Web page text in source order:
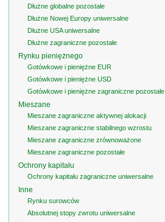
Dłużne globalne pozostałe
Dłużne Nowej Europy uniwersalne
Dłużne USA uniwersalne
Dłużne zagraniczne pozostałe
Rynku pieniężnego
Gotówkowe i pieniężne EUR
Gotówkowe i pieniężne USD
Gotówkowe i pieniężne zagraniczne pozostałe
Mieszane
Mieszane zagraniczne aktywnej alokacji
Mieszane zagraniczne stabilnego wzrostu
Mieszane zagraniczne zrównoważone
Mieszane zagraniczne pozostałe
Ochrony kapitału
Ochrony kapitału zagraniczne uniwersalne
Inne
Rynku surowców
Absolutnej stopy zwrotu uniwersalne